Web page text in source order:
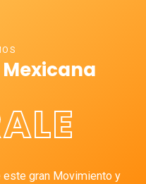
este gran Movimiento y